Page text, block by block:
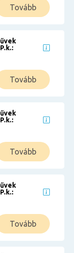
Tovább
Tovább
Tovább
Tovább